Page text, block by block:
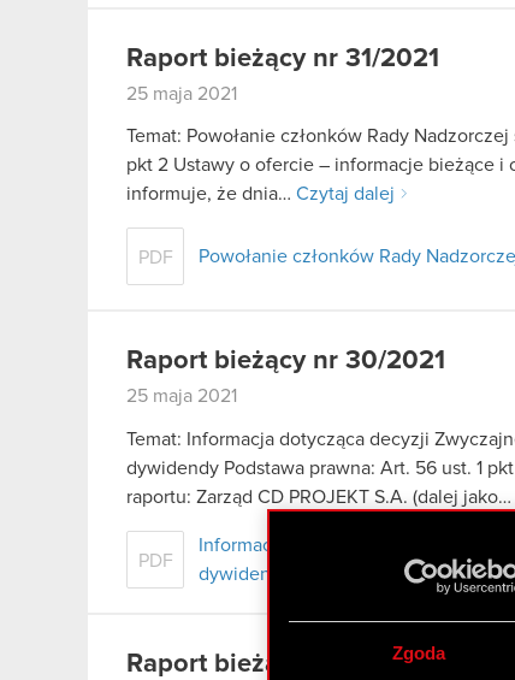
Zgoda
Raport bieżący nr 31/2021
25 maja 2021
Temat: Powołanie członków Rady
pkt 2 Ustawy o ofercie – informacje bieżące i
informuje, że dnia… Czytaj dalej
PDF Powołanie członków Rady
Raport bieżący nr 30/2021
25 maja 2021
Temat: Informacja dotycząca decyzji
dywidendy Podstawa prawna: Art. 56 ust. 1
raportu: Zarząd CD PROJEKT S.A. (dalej jako…
PDF
Informacja dotycząca decyzji
dywidendy - ESPI
Raport bieżący nr 29/2021